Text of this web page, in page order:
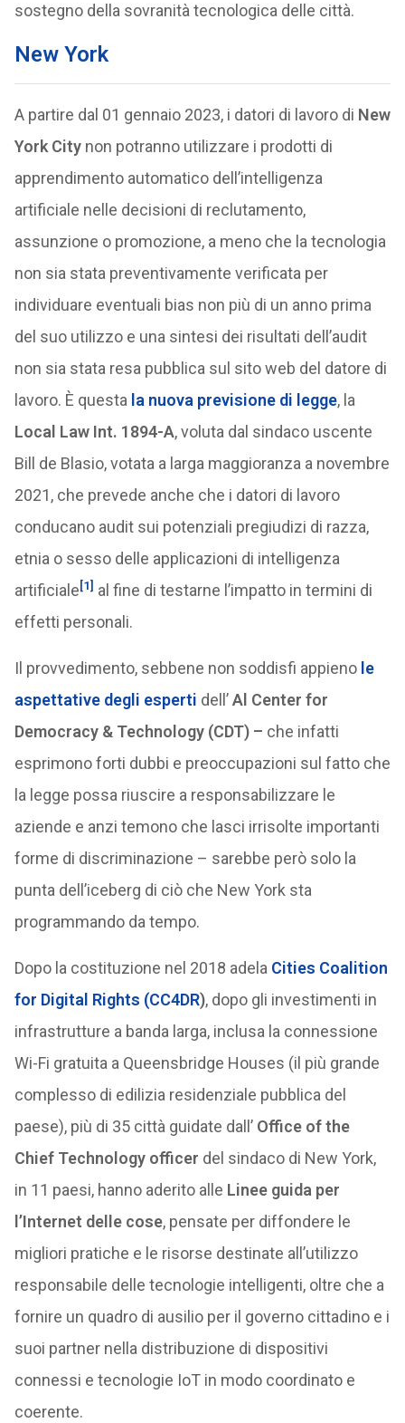
sostegno della sovranità tecnologica delle città.
New York
A partire dal 01 gennaio 2023, i datori di lavoro di New
York Citynon potranno utilizzare i prodotti di
apprendimento automatico dell’intelligenza
artificiale nelle decisioni di reclutamento,
assunzione o promozione, a meno che la tecnologia
non sia stata preventivamente verificata per
individuare eventuali bias non più di un anno prima
del suo utilizzo e una sintesi dei risultati dell’audit
non sia stata resa pubblica sul sito web del datore di
lavoro. È questa la nuova previsione di legge, la
Local Law Int. 1894-A, voluta dal sindaco uscente
Bill de Blasio, votata a larga maggioranza a novembre
2021, che prevede anche che i datori di lavoro
conducano audit sui potenziali pregiudizi di razza,
etnia o sesso delle applicazioni di intelligenza
artificiale[1] al fine di testarne l’impatto in termini di
effetti personali.
Il provvedimento, sebbene non soddisfi appieno le
aspettative degli esperti dell’Al Center for
Democracy & Technology (CDT) – che infatti
esprimono forti dubbi e preoccupazioni sul fatto che
la legge possa riuscire a responsabilizzare le
aziende e anzi temono che lasci irrisolte importanti
forme di discriminazione – sarebbe però solo la
punta dell’iceberg di ciò che New York sta
programmando da tempo.
Dopo la costituzione nel 2018 adela Cities Coalition
for Digital Rights (CC4DR), dopo gli investimenti in
infrastrutture a banda larga, inclusa la connessione
Wi-Fi gratuita a Queensbridge Houses (il più grande
complesso di edilizia residenziale pubblica del
paese), più di 35 città guidate dall’ Office of the
Chief Technology officer del sindaco di New York,
in 11 paesi, hanno aderito alle Linee guida per
l’Internet delle cose, pensate per diffondere le
migliori pratiche e le risorse destinate all’utilizzo
responsabile delle tecnologie intelligenti, oltre che a
fornire un quadro di ausilio per il governo cittadino e i
suoi partner nella distribuzione di dispositivi
connessi e tecnologie IoT in modo coordinato e
coerente.